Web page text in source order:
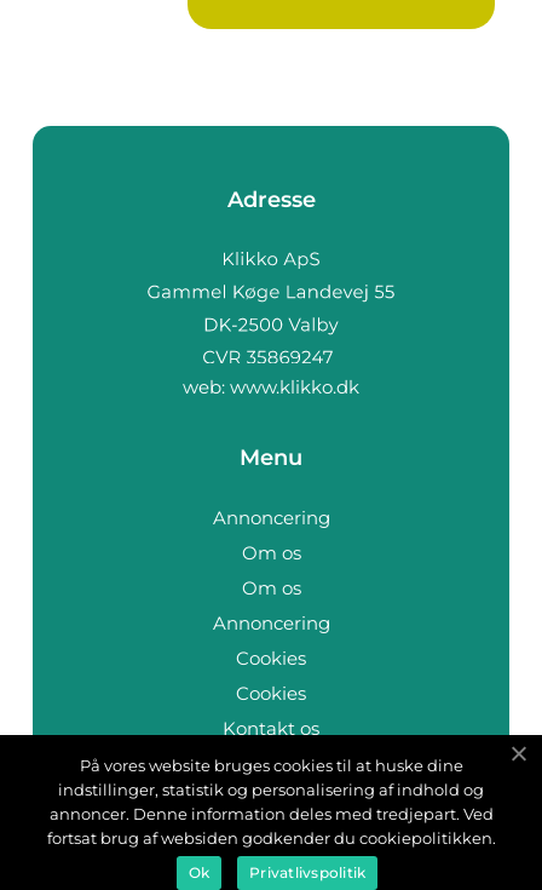
Adresse
web: www.klikko.dk
Menu
Annoncering
Om os
Om os
Annoncering
Cookies
Cookies
Kontakt os
Kontakt os
Sitemap
Sitemap
På vores website bruges cookies til at huske dine
indstillinger, statistik og personalisering af indhold og
annoncer. Denne information deles med tredjepart. Ved
fortsat brug af websiden godkender du cookiepolitikken.
Ok Privatlivspolitik